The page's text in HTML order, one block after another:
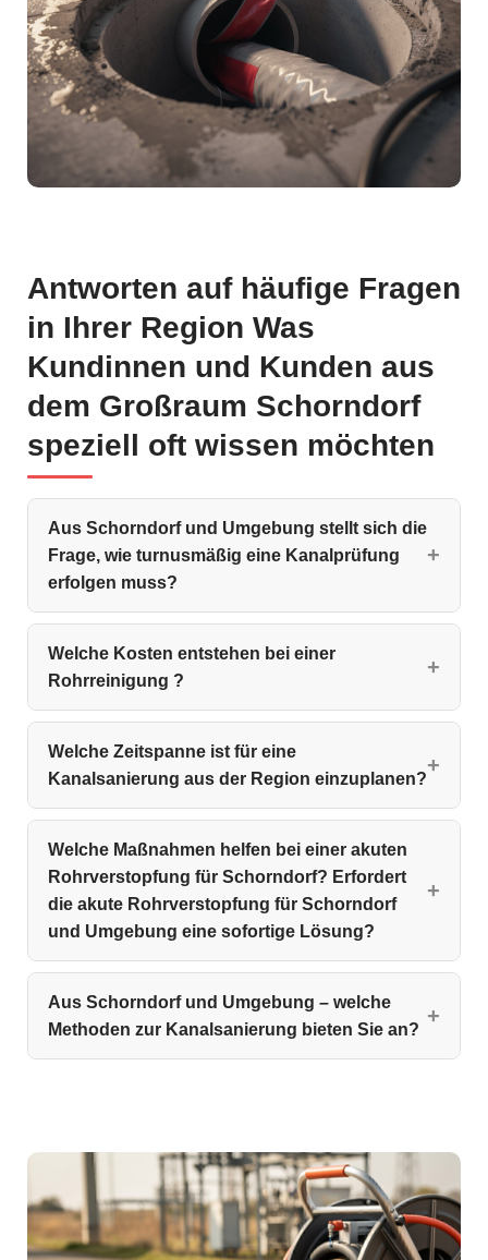
Antworten auf häufige Fragen
in Ihrer Region Was
Kundinnen und Kunden aus
dem Großraum Schorndorf
speziell oft wissen möchten
Aus Schorndorf und Umgebung stellt sich die
Frage, wie turnusmäßig eine Kanalprüfung
erfolgen muss?
Welche Kosten entstehen bei einer
Rohrreinigung ?
Welche Zeitspanne ist für eine
Kanalsanierung aus der Region einzuplanen?
Welche Maßnahmen helfen bei einer akuten
Rohrverstopfung für Schorndorf? Erfordert
die akute Rohrverstopfung für Schorndorf
und Umgebung eine sofortige Lösung?
Aus Schorndorf und Umgebung – welche
Methoden zur Kanalsanierung bieten Sie an?